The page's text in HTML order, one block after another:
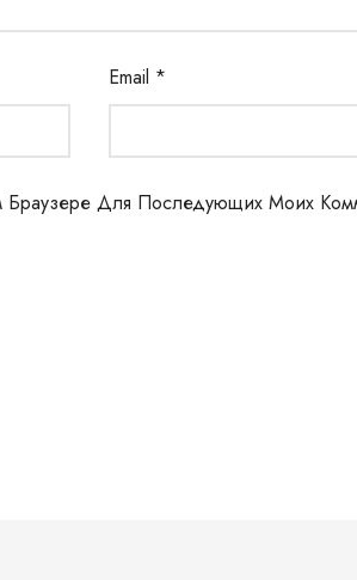
Email *
Для Последующих Моих